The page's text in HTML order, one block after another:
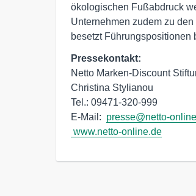
ökologischen Fußabdruck
Unternehmen zudem zu
besetzt Führungspositionen
Pressekontakt:
Netto Marken-Discount
Christina Stylianou
Tel.: 09471-320-999
E-Mail: presse@netto-
www.netto-online.de